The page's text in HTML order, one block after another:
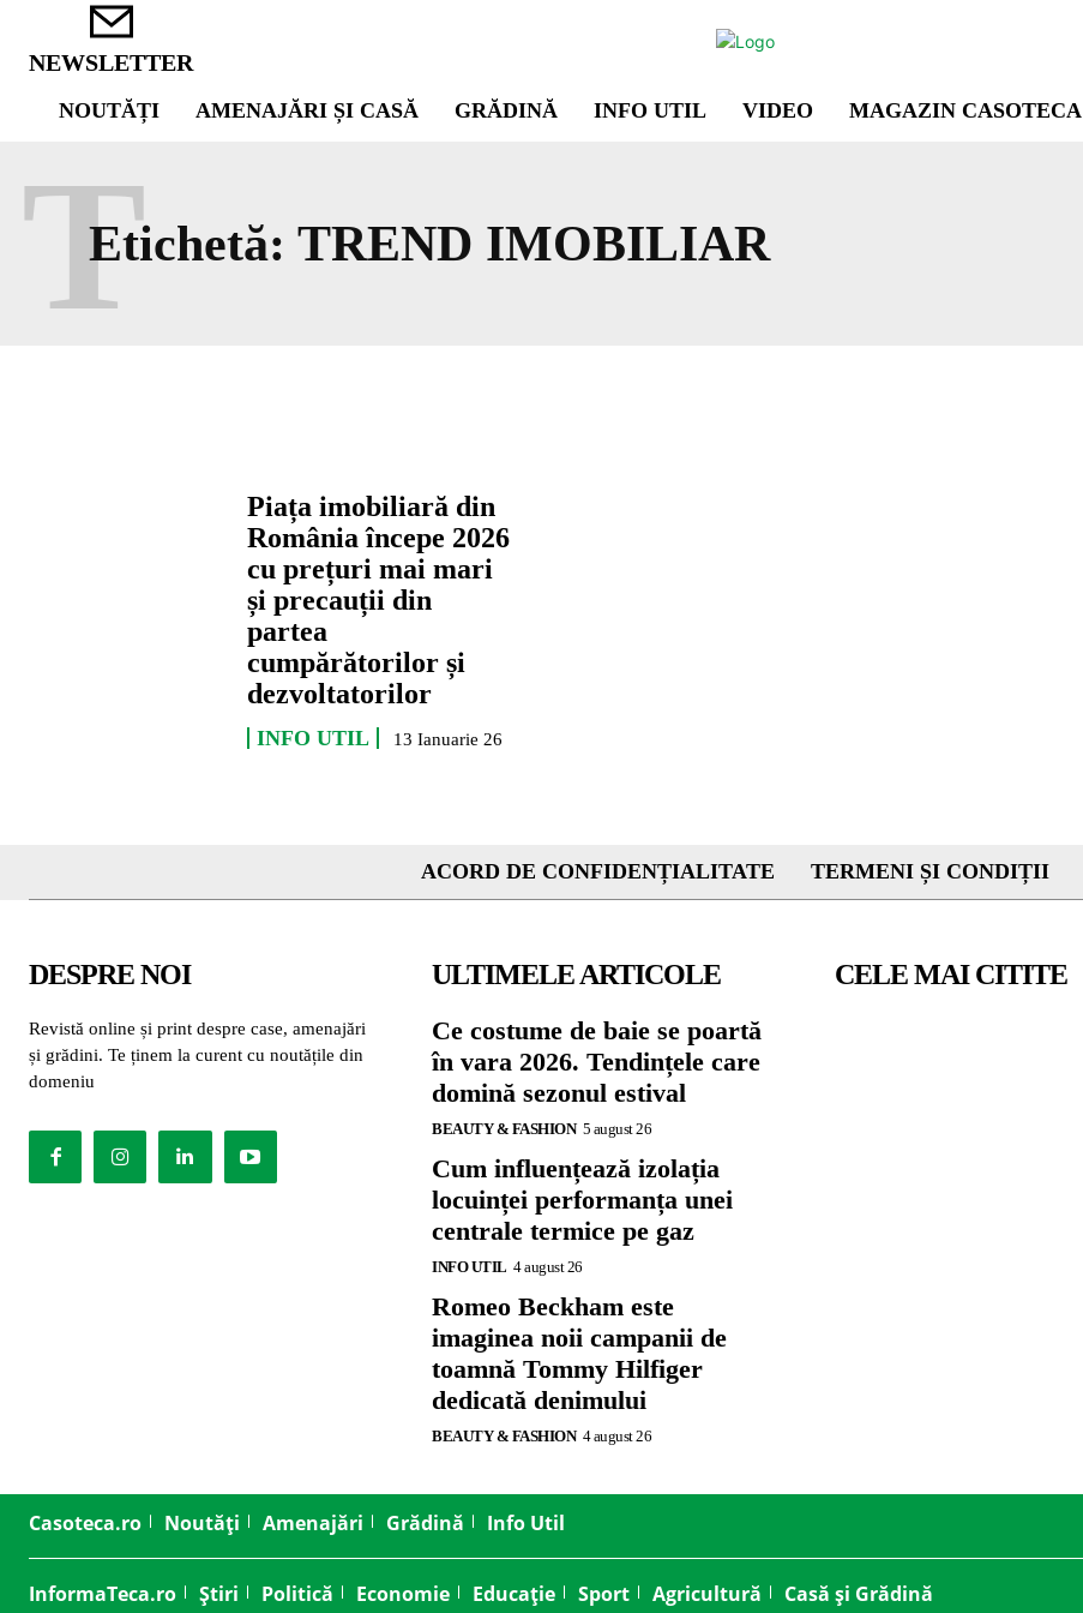
NEWSLETTER
NOUTĂȚI AMENAJĂRI ȘI CASĂ GRĂDINĂ INFO UTIL VIDEO MAGAZIN CASOTECA
Etichetă: TREND IMOBILIAR
T
Piața imobiliară din
România începe 2026
cu prețuri mai mari
și precauții din
partea
cumpărătorilor și
dezvoltatorilor
INFO UTIL 13 Ianuarie 26
ACORD DE CONFIDENȚIALITATE TERMENI ȘI CONDIȚII
DESPRE NOI
Revistă online și print despre case, amenajări
și grădini. Te ținem la curent cu noutățile din
domeniu
ULTIMELE ARTICOLE
Ce costume de baie se poartă
în vara 2026. Tendințele care
domină sezonul estival
BEAUTY & FASHION 5 august 26
Cum influențează izolația
locuinței performanța unei
centrale termice pe gaz
INFO UTIL 4 august 26
Romeo Beckham este
imaginea noii campanii de
toamnă Tommy Hilfiger
dedicată denimului
BEAUTY & FASHION 4 august 26
CELE MAI CITITE
Casoteca.ro Noutăți Amenajări Grădină Info Util
InformaTeca.ro Știri Politică Economie Educație Sport Agricultură Casă și Grădină